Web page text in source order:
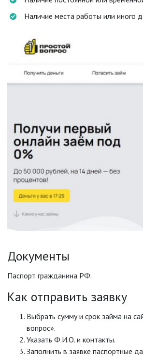
Наличие места работы или иного
Документы
Паспорт гражданина РФ.
Как отправить заявку
Выбрать сумму и срок займа на
вопрос».
Указать Ф.И.О. и контакты.
Заполнить в заявке паспортные